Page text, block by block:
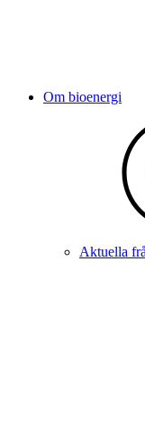
Om bioenergi
Aktuella